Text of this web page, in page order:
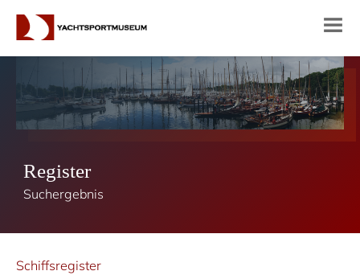
Register
Suchergebnis
Schiffsregister